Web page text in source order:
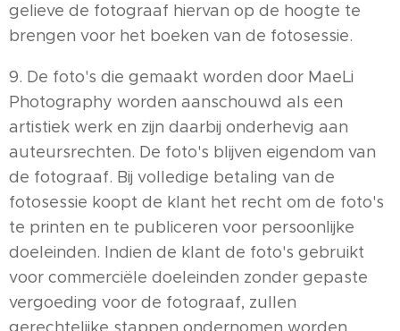
gelieve de fotograaf hiervan op de hoogte te
brengen voor het boeken van de fotosessie.
9. De foto's die gemaakt worden door MaeLi
Photography worden aanschouwd als een
artistiek werk en zijn daarbij onderhevig aan
auteursrechten. De foto's blijven eigendom van
de fotograaf. Bij volledige betaling van de
fotosessie koopt de klant het recht om de foto's
te printen en te publiceren voor persoonlijke
doeleinden. Indien de klant de foto's gebruikt
voor commerciële doeleinden zonder gepaste
vergoeding voor de fotograaf, zullen